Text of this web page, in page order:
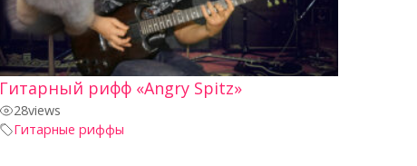
Гитарный рифф «Angry Spitz»
28views
Гитарные риффы